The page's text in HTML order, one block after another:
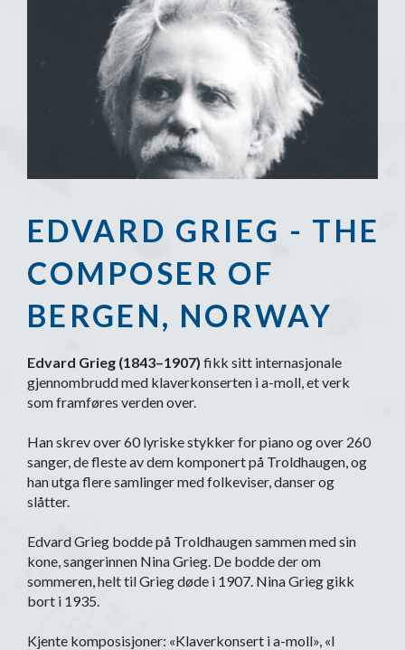
EDVARD GRIEG - THE
COMPOSER OF
BERGEN, NORWAY
Edvard Grieg (1843–1907) fikk sitt internasjonale
gjennombrudd med klaverkonserten i a-moll, et verk
som framføres verden over.
Han skrev over 60 lyriske stykker for piano og over 260
sanger, de fleste av dem komponert på Troldhaugen, og
han utga flere samlinger med folkeviser, danser og
slåtter.
Edvard Grieg bodde på Troldhaugen sammen med sin
kone, sangerinnen Nina Grieg. De bodde der om
sommeren, helt til Grieg døde i 1907. Nina Grieg gikk
bort i 1935.
Kjente komposisjoner: «Klaverkonsert i a-moll», «I